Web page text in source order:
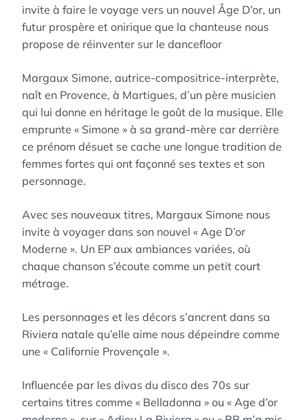
invite à faire le voyage vers un nouvel Âge D’or, un
futur prospère et onirique que la chanteuse nous
propose de réinventer sur le dancefloor
Margaux Simone, autrice-compositrice-interprète,
naît en Provence, à Martigues, d’un père musicien
qui lui donne en héritage le goût de la musique. Elle
emprunte « Simone » à sa grand-mère car derrière
ce prénom désuet se cache une longue tradition de
femmes fortes qui ont façonné ses textes et son
personnage.
Avec ses nouveaux titres, Margaux Simone nous
invite à voyager dans son nouvel « Age D’or
Moderne ». Un EP aux ambiances variées, où
chaque chanson s’écoute comme un petit court
métrage.
Les personnages et les décors s’ancrent dans sa
Riviera natale qu’elle aime nous dépeindre comme
une « Californie Provençale ».
Influencée par les divas du disco des 70s sur
certains titres comme « Belladonna » ou « Age d’or